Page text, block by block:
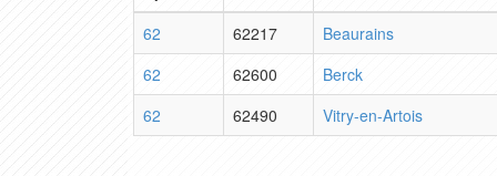
62
62217
Beaurains
62
62600
Berck
62
62490 Vitry-en-Artois